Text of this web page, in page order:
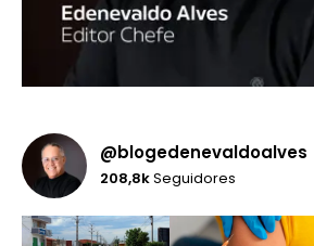
@blogedenevaldoalves
208,8kSeguidores